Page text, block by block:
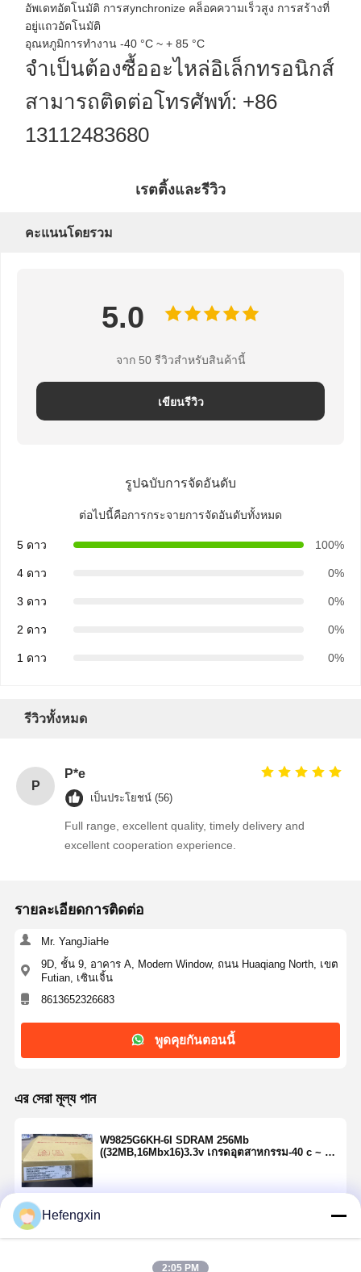
ควบคุม
คุณภาพ
ติดต่อเรา ข่าว
พูดคุยกันตอน
ตัวเก็บประจุเซรามิกหลายชั้น
ยืนยันแผ่นหนา
ทรานซิสเตอร์ตัวต้านทานอคติ
อัพเดทอัตโนมัติ การสynchronize คล็อคความเร็วสูง การสร้างที่
อยู่แถวอัตโนมัติ
อุณหภูมิการทํางาน -40 °C ~ + 85 °C
จําเป็นต้องซื้ออะไหล่อิเล็กทรอนิกส์
สามารถติดต่อโทรศัพท์: +86
13112483680
เรตติ้งและรีวิว
คะแนนโดยรวม
5.0
จาก 50 รีวิวสําหรับสินค้านี้
เขียนรีวิว
รูปฉบับการจัดอันดับ
ต่อไปนี้คือการกระจายการจัดอันดับทั้งหมด
5 ดาว 100%
4 ดาว 0%
3 ดาว 0%
2 ดาว 0%
1 ดาว 0%
รีวิวทั้งหมด
P
P*e
เป็นประโยชน์ (56)
Full range, excellent quality, timely delivery and
excellent cooperation experience.
รายละเอียดการติดต่อ
Mr. YangJiaHe
9D, ชั้น 9, อาคาร A, Modern Window, ถนน Huaqiang North, เขต
Futian, เซินเจิ้น
8613652326683
พูดคุยกันตอนนี้
এর সেরা মূল্য পান
W9825G6KH-6I SDRAM 256Mb
((32MB,16Mbx16)3.3v เกรดอุตสาหกรรม-40 c ~ 85
Hefengxin
2:05 PM